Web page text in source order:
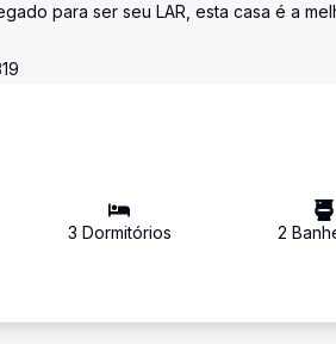
para ser seu LAR, esta casa é a
3 Dormitórios 2